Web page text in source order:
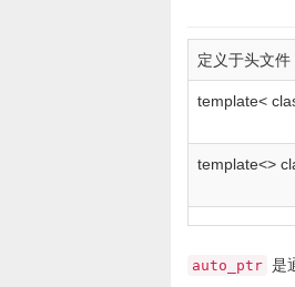
定义于头文件
template<
template<>
auto_ptr 是